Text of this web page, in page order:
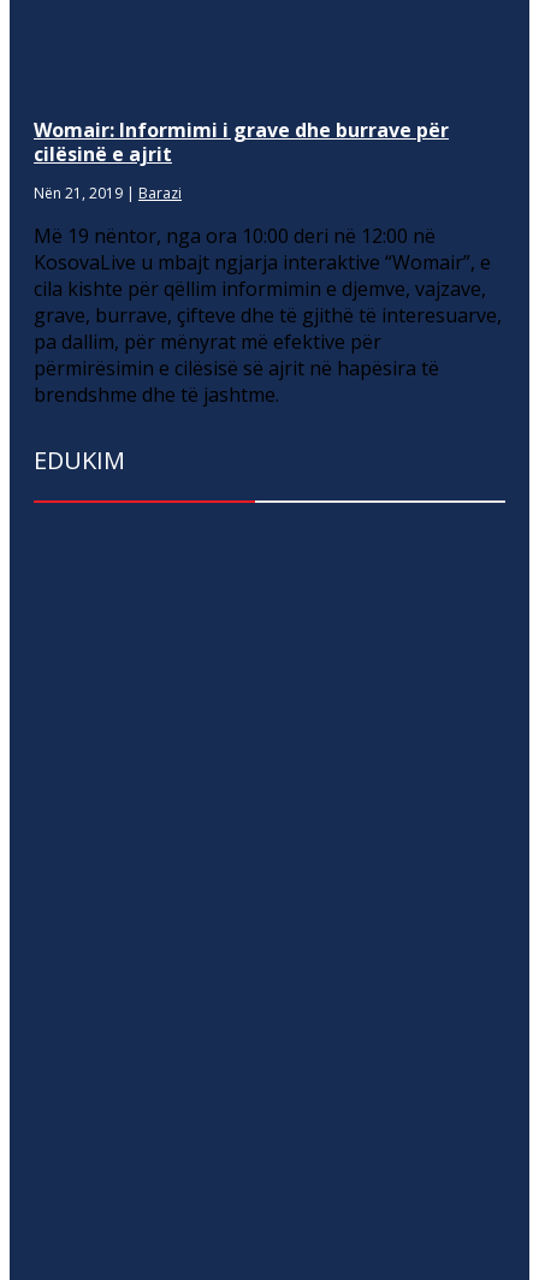
Womair: Informimi i grave dhe burrave për
cilësinë e ajrit
Nën 21, 2019 | Barazi
Më 19 nëntor, nga ora 10:00 deri në 12:00 në
KosovaLive u mbajt ngjarja interaktive “Womair”, e
cila kishte për qëllim informimin e djemve, vajzave,
grave, burrave, çifteve dhe të gjithë të interesuarve,
pa dallim, për mënyrat më efektive për
përmirësimin e cilësisë së ajrit në hapësira të
brendshme dhe të jashtme.
EDUKIM